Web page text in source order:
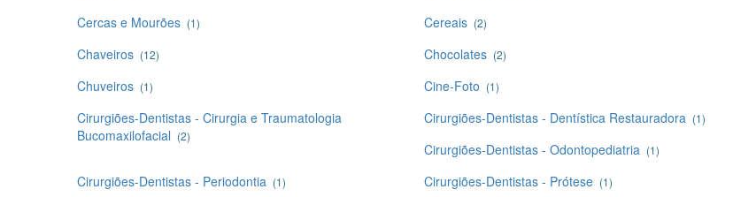
Cercas e Mourões (1) Cereais (2)
Chaveiros (12) Chocolates (2)
Chuveiros (1) Cine-Foto (1)
Cirurgiões-Dentistas - Cirurgia e Traumatologia
Bucomaxilofacial (2)
Cirurgiões-Dentistas - Dentística Restauradora (1)
Cirurgiões-Dentistas - Odontopediatria (1)
Cirurgiões-Dentistas - Periodontia (1) Cirurgiões-Dentistas - Prótese (1)